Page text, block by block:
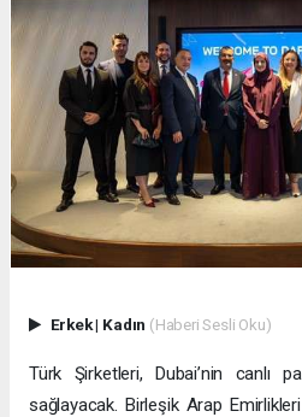
Erkek| Kadın (Haberi Sesli Oku)
Türk Şirketleri, Dubai’nin canlı
sağlayacak. Birleşik Arap